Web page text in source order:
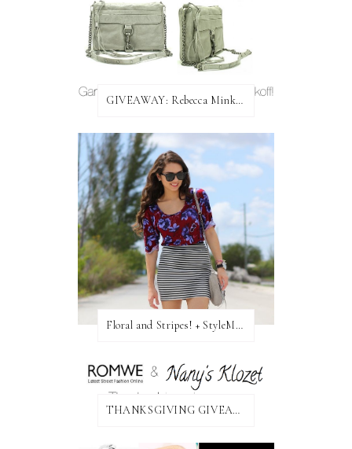
GIVEAWAY: Rebecca Minkoff Bag!
Floral and Stripes! + StyleMint GIVEAWAY!
THANKSGIVING GIVEAWAY!